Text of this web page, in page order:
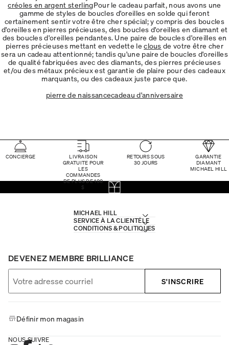
créoles en argent sterlingPour le cadeau parfait, nous avons une
gamme de styles de boucles d'oreilles en solde qui feront
certainement sentir votre être cher spécial; y compris des boucles
d'oreilles en pierres précieuses, des boucles d'oreilles en diamant et
des boucles d'oreilles pendantes. Une paire de boucles d'oreilles en
pierres précieuses mettant en vedette leclous de votre être cher
sera un cadeau attentionné; tandis qu'une paire de boucles d'oreilles
de qualité fabriquées avec des diamants, des pierres précieuses
et/ou des métaux précieux est garantie de plaire pour des cadeaux
marquants, ou des cadeaux juste parce que.
pierre de naissancecadeau d'anniversaire
CONCIERGE
LIVRAISON
GRATUITE POUR
LES
COMMANDES
DE PLUS DE 100
$
RETOURS SOUS
30 JOURS
GARANTIE
DIAMANT
MICHAEL HILL
MICHAEL HILL
SERVICE À LA CLIENTÈLE
CONDITIONS & POLITIQUES
DEVENEZ MEMBRE BRILLIANCE
S'INSCRIRE
Définir mon magasin
NOUS SUIVRE